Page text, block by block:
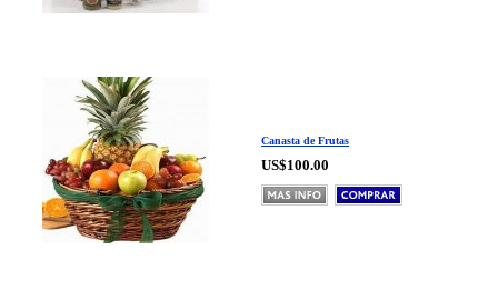
Canasta de Frutas
US$100.00